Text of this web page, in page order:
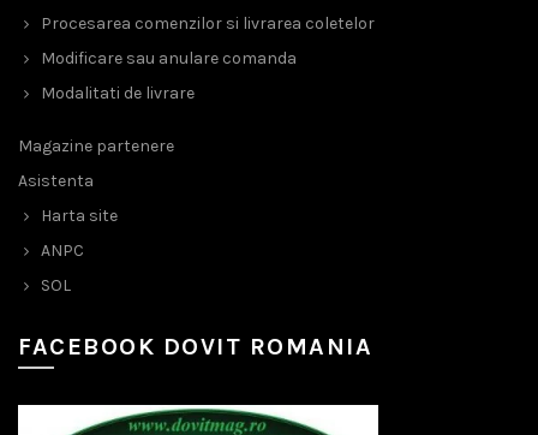
Procesarea comenzilor si livrarea coletelor
Modificare sau anulare comanda
Modalitati de livrare
Magazine partenere
Asistenta
Harta site
ANPC
SOL
FACEBOOK DOVIT ROMANIA